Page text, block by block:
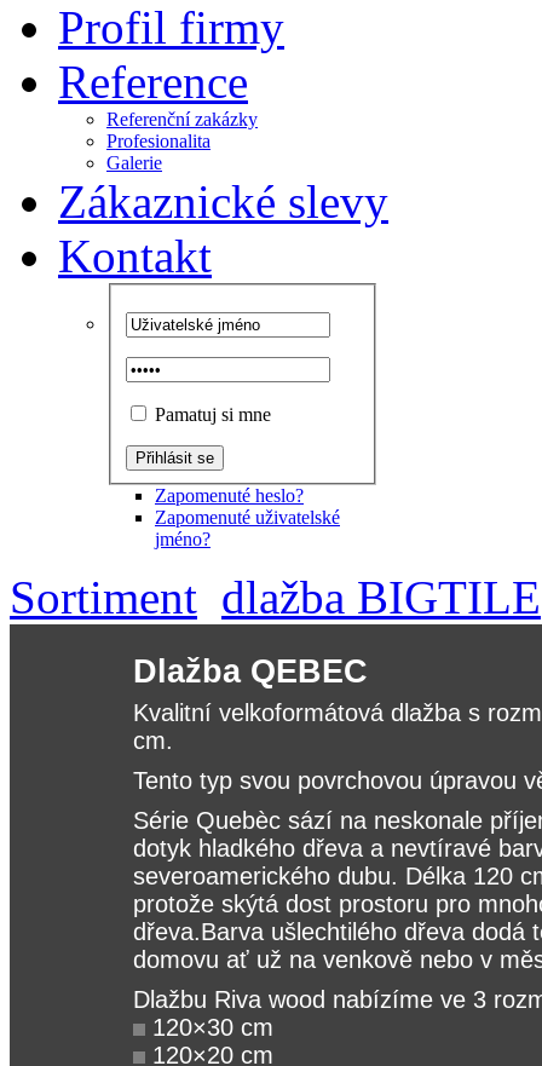
Profil firmy
Reference
Referenční zakázky
Profesionalita
Galerie
Zákaznické slevy
Kontakt
Pamatuj si mne
Zapomenuté heslo?
Zapomenuté uživatelské
jméno?
Sortiment dlažba BIGTILE